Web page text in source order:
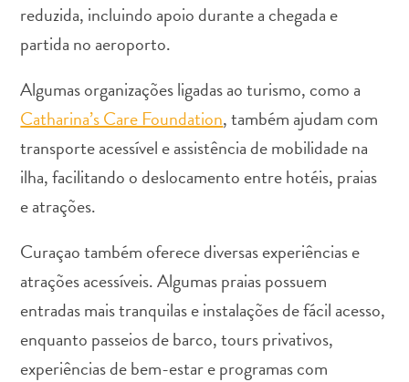
Terra
de
Esportes
e
Excursões
Locais
de
e
snorkel
Museus
Natureza
e
Parques
reduzida, incluindo apoio durante a chegada e
partida no aeroporto.
Algumas organizações ligadas ao turismo, como a
Catharina’s Care Foundation, também ajudam com
transporte acessível e assistência de mobilidade na
ilha, facilitando o deslocamento entre hotéis, praias
e atrações.
Curaçao também oferece diversas experiências e
atrações acessíveis. Algumas praias possuem
entradas mais tranquilas e instalações de fácil acesso,
enquanto passeios de barco, tours privativos,
experiências de bem-estar e programas com